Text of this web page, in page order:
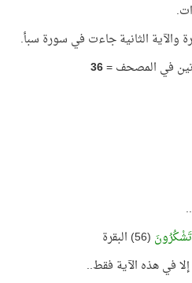
والآية الثانية جاءت في سورة سبأ.
في المصحف =36
(56) البقرة
في هذه الآية فقط..